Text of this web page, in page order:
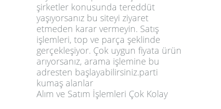
şirketler konusunda tereddüt
yaşıyorsanız bu siteyi ziyaret
etmeden karar vermeyin. Satış
işlemleri, top ve parça şeklinde
gerçekleşiyor. Çok uygun fiyata ürün
arıyorsanız, arama işlemine bu
adresten başlayabilirsiniz.parti
kumaş alanlar
Alım ve Satım İşlemleri Çok Kolay